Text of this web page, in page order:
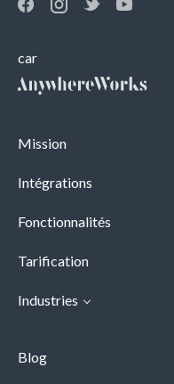
car
Mission
Intégrations
Fonctionnalités
Tarification
Industries
Blog